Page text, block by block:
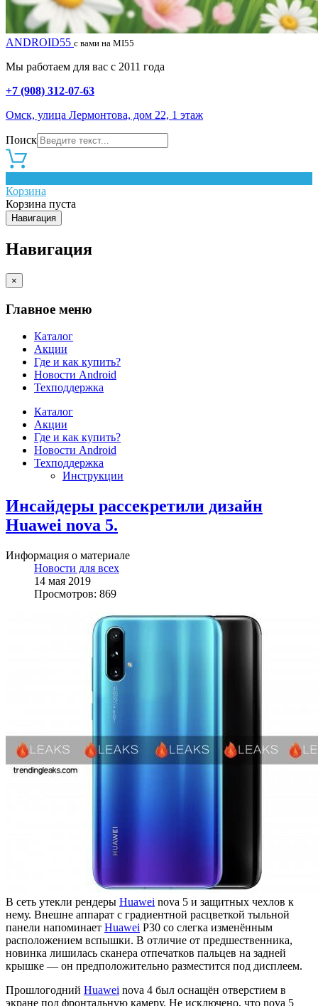
ANDROID55 с вами на MI55
Мы работаем для вас с 2011 года
+7 (908) 312-07-63
Омск, улица Лермонтова, дом 22, 1 этаж
Поиск
Корзина
Корзина пуста
Навигация
Навигация
×
Главное меню
Каталог
Акции
Где и как купить?
Новости Android
Техподдержка
Каталог
Акции
Где и как купить?
Новости Android
Техподдержка
Инструкции
Инсайдеры рассекретили дизайн
Huawei nova 5.
Информация о материале
Новости для всех
14 мая 2019
Просмотров: 869
В сеть утекли рендеры Huawei nova 5 и защитных чехлов к
нему. Внешне аппарат с градиентной расцветкой тыльной
панели напоминает Huawei P30 со слегка изменённым
расположением вспышки. В отличие от предшественника,
новинка лишилась сканера отпечатков пальцев на задней
крышке — он предположительно разместится под дисплеем.
Прошлогодний Huawei nova 4 был оснащён отверстием в
экране под фронтальную камеру. Не исключено, что nova 5